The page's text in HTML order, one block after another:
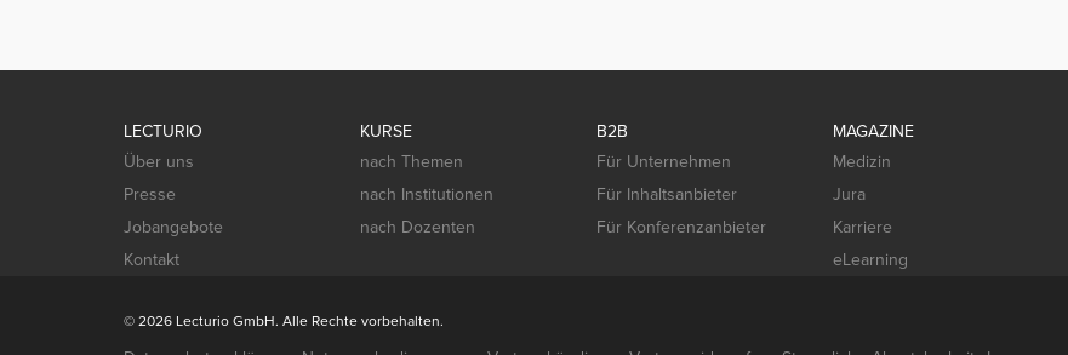
LECTURIO
Über uns
Presse
Jobangebote
Kontakt
KURSE
nach Themen
nach Institutionen
nach Dozenten
B2B
Für Unternehmen
Für Inhaltsanbieter
Für Konferenzanbieter
MAGAZINE
Medizin
Jura
Karriere
eLearning
© 2026 Lecturio GmbH. Alle Rechte vorbehalten.